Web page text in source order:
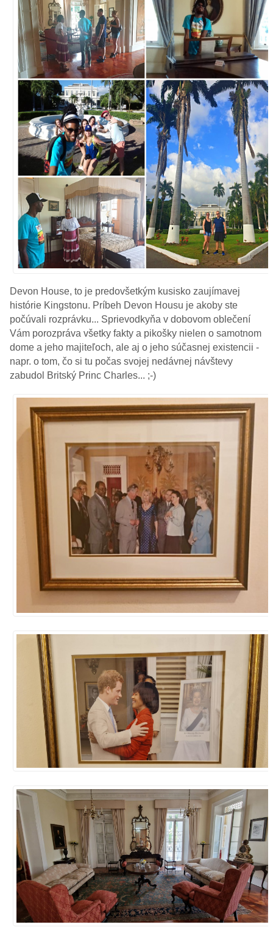
Devon House, to je predovšetkým kusisko zaujímavej
histórie Kingstonu. Príbeh Devon Housu je akoby ste
počúvali rozprávku... Sprievodkyňa v dobovom oblečení
Vám porozpráva všetky fakty a pikošky nielen o samotnom
dome a jeho majiteľoch, ale aj o jeho súčasnej existencii -
napr. o tom, čo si tu počas svojej nedávnej návštevy
zabudol Britský Princ Charles... ;-)